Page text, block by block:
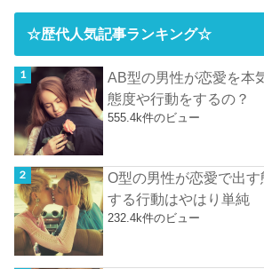
☆歴代人気記事ランキング☆
AB型の男性が恋愛を本
態度や行動をするの？
555.4k件のビュー
O型の男性が恋愛で出
する行動はやはり単純
232.4k件のビュー